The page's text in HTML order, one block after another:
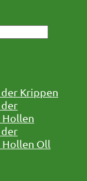
Krippen
der
Hollen
der
Oll